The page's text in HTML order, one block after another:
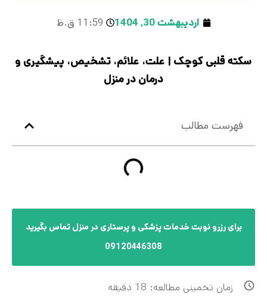
اردیبهشت 30, 1404 11:59 ق.ظ
سکته قلبی کوچک | علت، علائم، تشخیص، پیشگیری و
درمان در منزل
فهرست مطالب
برای رزرو نوبت خدمات پزشکی و پرستاری در منزل تماس بگیرید
09120446308
زمان تخمینی مطالعه: 18 دقیقه